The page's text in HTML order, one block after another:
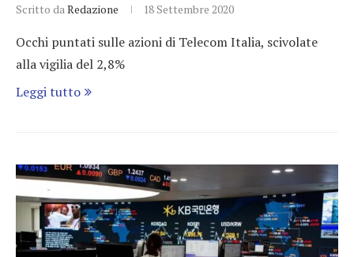
Scritto da Redazione 18 Settembre 2020
Occhi puntati sulle azioni di Telecom Italia, scivolate
alla vigilia del 2,8%
Leggi tutto